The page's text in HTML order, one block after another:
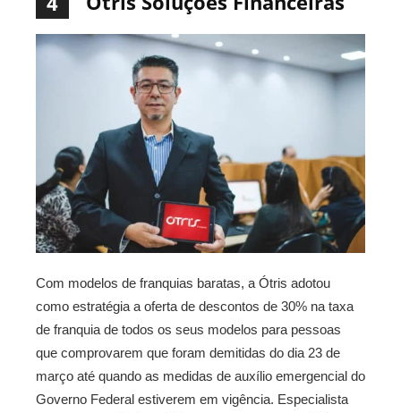
Com modelos de franquias baratas, a Ótris adotou
como estratégia a oferta de descontos de 30% na taxa
de franquia de todos os seus modelos para pessoas
que comprovarem que foram demitidas do dia 23 de
março até quando as medidas de auxílio emergencial do
Governo Federal estiverem em vigência. Especialista